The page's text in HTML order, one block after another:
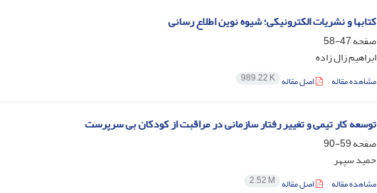
کتابها و نشریات الکترونیکی؛ شیوه نوین اطلاع رسانی
صفحه47-58
ابراهیم زال زاده
مشاهده مقاله اصل مقاله 989.22 K
توسعه کار تیمی و تغییر رفتار سازمانی در مراقبت از کودکان بی سرپرست
صفحه59-90
حمید سپهر
مشاهده مقاله اصل مقاله 2.52 M